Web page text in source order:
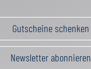
Gutscheine schenken
Newsletter abonnieren